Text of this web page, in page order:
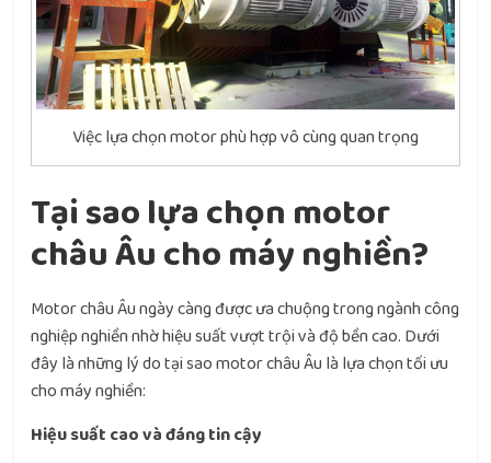
Việc lựa chọn motor phù hợp vô cùng quan trọng
Tại sao lựa chọn motor
châu Âu cho máy nghiền?
Motor châu Âu ngày càng được ưa chuộng trong ngành công
nghiệp nghiền nhờ hiệu suất vượt trội và độ bền cao. Dưới
đây là những lý do tại sao motor châu Âu là lựa chọn tối ưu
cho máy nghiền:
Hiệu suất cao và đáng tin cậy